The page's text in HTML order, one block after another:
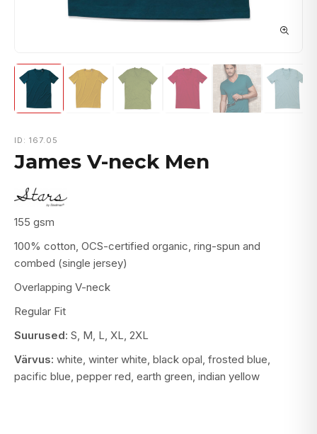
ID: 167.05
James V-neck Men
155 gsm
100% cotton, OCS-certified organic, ring-spun and
combed (single jersey)
Overlapping V-neck
Regular Fit
Suurused: S, M, L, XL, 2XL
Värvus: white, winter white, black opal, frosted blue,
pacific blue, pepper red, earth green, indian yellow